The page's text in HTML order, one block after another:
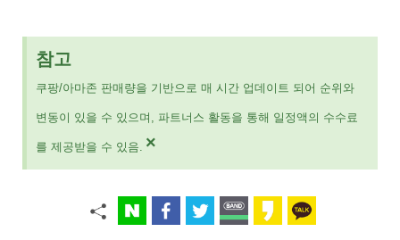
참고
쿠팡/아마존 판매량을 기반으로 매 시간 업데이트 되어 순위와
변동이 있을 수 있으며, 파트너스 활동을 통해 일정액의 수수료
를 제공받을 수 있음. ×